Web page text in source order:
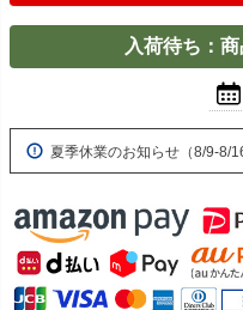
入荷待ち：
夏季休業のお知らせ（8/9-8/16